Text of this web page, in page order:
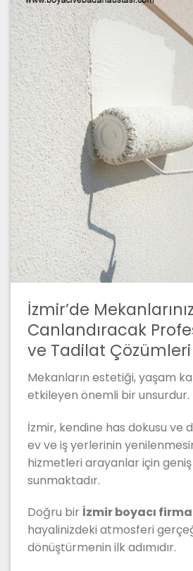
İzmir’de
Canlandıracak
ve Tadilat Çözümleri
Mekanların estetiği, yaşam
etkileyen önemli bir unsurdur.
İzmir, kendine has dokusu ve
ev ve iş yerlerinin
hizmetleri arayanlar için
sunmaktadır.
Doğru bir İzmir boyacı
hayalinizdeki atmosferi
dönüştürmenin ilk adımıdır.